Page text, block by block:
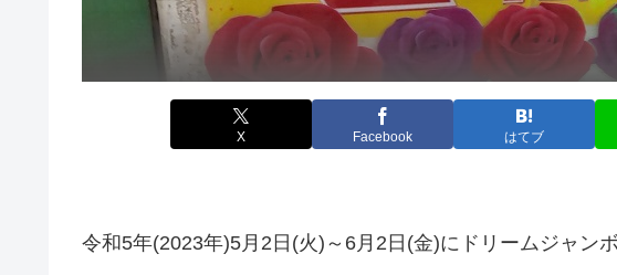
X Facebook はてブ
令和5年(2023年)5月2日(火)～6月2日(金)にドリームジャン